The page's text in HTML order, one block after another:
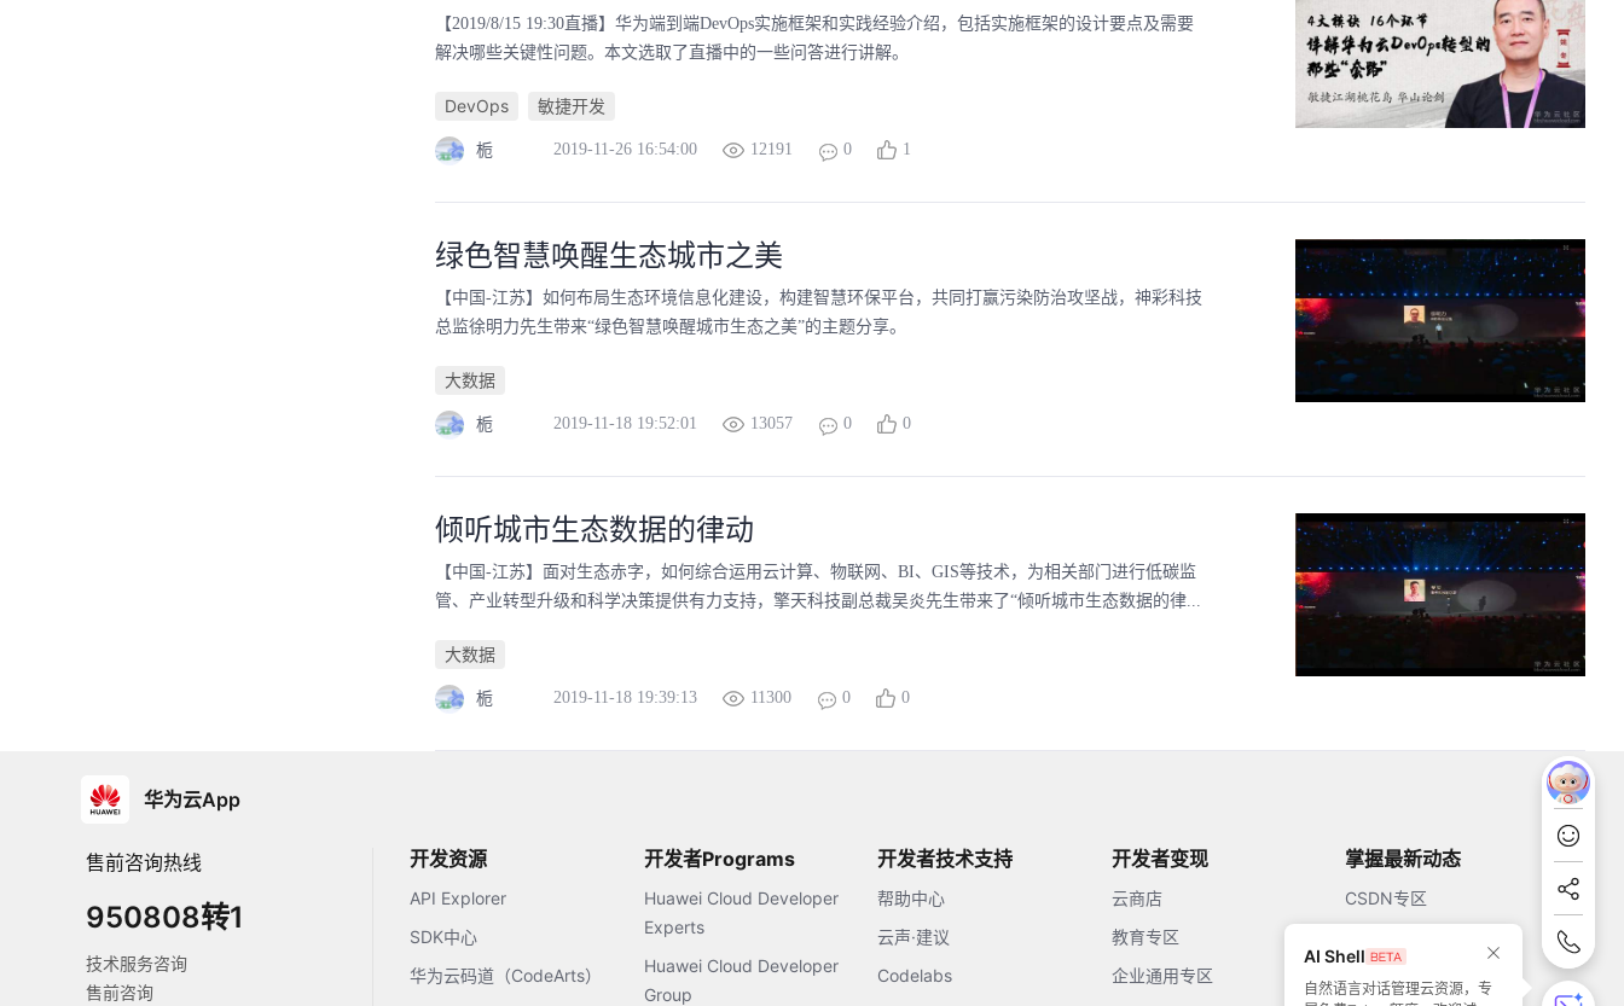
【2019/8/15 19:30直播】华为端到端DevOps实施框架和实践经验介绍，包括实施框架的设计要点及需要
解决哪些关键性问题。本文选取了直播中的一些问答进行讲解。
DevOps 敏捷开发
栀 2019-11-26 16:54:00 12191 0 1
绿色智慧唤醒生态城市之美
【中国-江苏】如何布局生态环境信息化建设，构建智慧环保平台，共同打赢污染防治攻坚战，神彩科技
总监徐明力先生带来“绿色智慧唤醒城市生态之美”的主题分享。
大数据
栀 2019-11-18 19:52:01 13057 0 0
倾听城市生态数据的律动
【中国-江苏】面对生态赤字，如何综合运用云计算、物联网、BI、GIS等技术，为相关部门进行低碳监
管、产业转型升级和科学决策提供有力支持，擎天科技副总裁吴炎先生带来了“倾听城市生态数据的律...
大数据
栀 2019-11-18 19:39:13 11300 0 0
华为云App
售前咨询热线
950808转1
技术服务咨询
售前咨询
开发资源
API Explorer
SDK中心
华为云码道（CodeArts）
开发者Programs
Huawei Cloud Developer
Experts
Huawei Cloud Developer
Group
开发者技术支持
帮助中心
云声·建议
Codelabs
开发者变现
云商店
教育专区
企业通用专区
掌握最新动态
CSDN专区
AI Shell
自然语言对话管理云资源，专